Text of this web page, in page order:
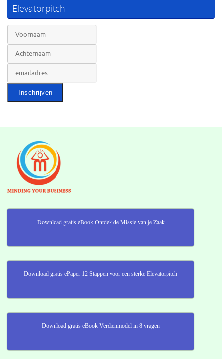
Elevatorpitch
Download gratis eBook Ontdek de Missie van je Zaak
Download gratis ePaper 12 Stappen voor een sterke Elevatorpitch
Download gratis eBook Verdienmodel in 8 vragen